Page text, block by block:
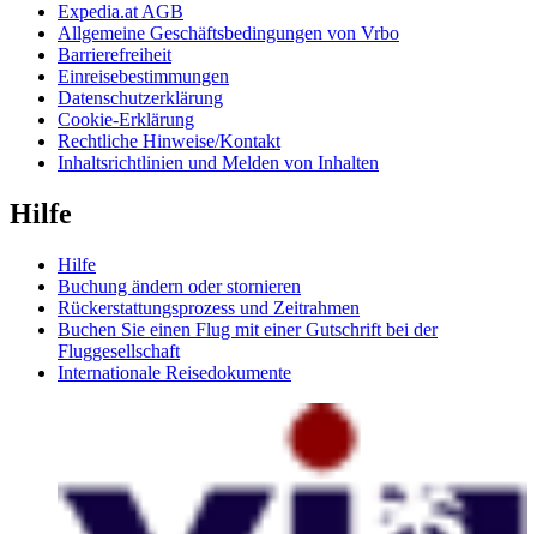
Expedia.at AGB
Allgemeine Geschäftsbedingungen von Vrbo
Barrierefreiheit
Einreisebestimmungen
Datenschutzerklärung
Cookie-Erklärung
Rechtliche Hinweise/Kontakt
Inhaltsrichtlinien und Melden von Inhalten
Hilfe
Hilfe
Buchung ändern oder stornieren
Rückerstattungsprozess und Zeitrahmen
Buchen Sie einen Flug mit einer Gutschrift bei der
Fluggesellschaft
Internationale Reisedokumente